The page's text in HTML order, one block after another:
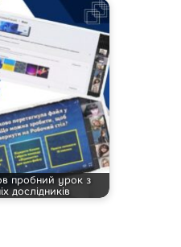
пробний урок з
дослідників